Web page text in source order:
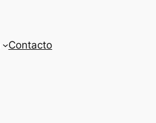
Contacto